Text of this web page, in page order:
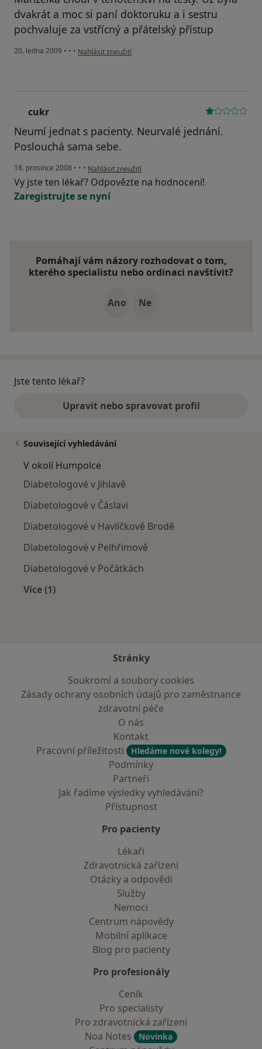
dvakrát a moc si paní doktoruku a i sestru
pochvaluje za vstřícný a přátelský přístup
20. ledna 2009 • • • podle názoru uživatele Pedro
Nahlásit zneužití
cukr
Neumí jednat s pacienty. Neurvalé jednání.
Poslouchá sama sebe.
18. prosince 2008 • • • podle názoru uživatele cukr
Nahlásit zneužití
Vy jste ten lékař? Odpovězte na hodnocení!
Zaregistrujte se nyní
Pomáhají vám názory rozhodovat o tom,
kterého specialistu nebo ordinaci navštívit?
Ano Ne
Jste tento lékař?
Upravit nebo spravovat profil
Související vyhledávání
V okolí Humpolce
Diabetologové v Jihlavě
Diabetologové v Čáslavi
Diabetologové v Havlíčkově Brodě
Diabetologové v Pelhřimově
Diabetologové v Počátkách
Více (1)
Stránky
Soukromí a soubory cookies
Zásady ochrany osobních údajů pro zaměstnance
zdravotní péče
O nás
Kontakt
Pracovní příležitosti
Hledáme nové kolegy!
Podmínky
Partneři
Jak řadíme výsledky vyhledávání?
Přístupnost
Pro pacienty
Lékaři
Zdravotnická zařízení
Otázky a odpovědi
Služby
Nemoci
Centrum nápovědy
Mobilní aplikace
Blog pro pacienty
Pro profesionály
Ceník
Pro specialisty
Pro zdravotnická zařízení
Noa Notes
Novinka